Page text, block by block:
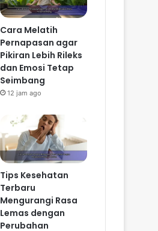
Cara Melatih
Pernapasan agar
Pikiran Lebih Rileks
dan Emosi Tetap
Seimbang
12 jam ago
Tips Kesehatan
Terbaru
Mengurangi Rasa
Lemas dengan
Perubahan